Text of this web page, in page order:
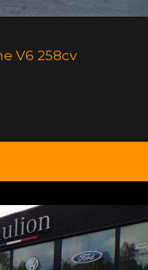
V6 258cv